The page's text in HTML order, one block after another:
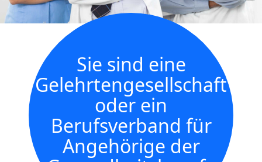
Sie sind eine
Gelehrtengesellschaft
oder ein
Berufsverband für
Angehörige der